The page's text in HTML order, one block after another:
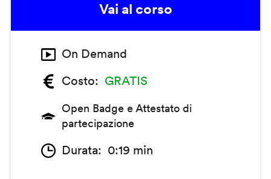
Vai al corso
On Demand
Costo
GRATIS
Open Badge e Attestato di
partecipazione
Durata 0:19 min